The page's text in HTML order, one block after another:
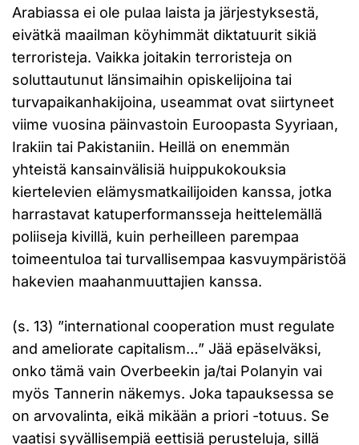
Arabiassa ei ole pulaa laista ja järjestyksestä,
eivätkä maailman köyhimmät diktatuurit sikiä
terroristeja. Vaikka joitakin terroristeja on
soluttautunut länsimaihin opiskelijoina tai
turvapaikanhakijoina, useammat ovat siirtyneet
viime vuosina päinvastoin Euroopasta Syyriaan,
Irakiin tai Pakistaniin. Heillä on enemmän
yhteistä kansainvälisiä huippukokouksia
kiertelevien elämysmatkailijoiden kanssa, jotka
harrastavat katuperformansseja heittelemällä
poliiseja kivillä, kuin perheilleen parempaa
toimeentuloa tai turvallisempaa kasvuympäristöä
hakevien maahanmuuttajien kanssa.
(s. 13) ”international cooperation must regulate
and ameliorate capitalism…” Jää epäselväksi,
onko tämä vain Overbeekin ja/tai Polanyin vai
myös Tannerin näkemys. Joka tapauksessa se
on arvovalinta, eikä mikään a priori -totuus. Se
vaatisi syvällisempiä eettisiä perusteluja, sillä